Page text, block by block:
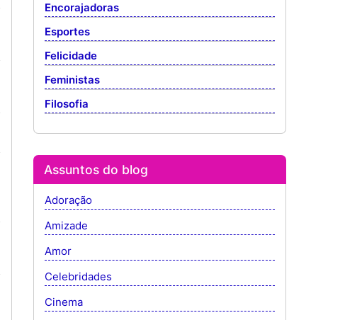
Encorajadoras
Esportes
Felicidade
Feministas
Filosofia
Assuntos do blog
Adoração
Amizade
Amor
Celebridades
Cinema